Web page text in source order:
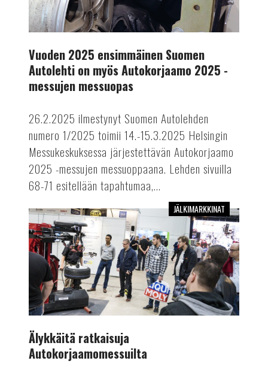
2025
-
messuopas
Vuoden 2025 ensimmäinen Suomen
Autolehti on myös Autokorjaamo 2025 -
messujen messuopas
26.2.2025 ilmestynyt Suomen Autolehden
numero 1/2025 toimii 14.-15.3.2025 Helsingin
Messukeskuksessa järjestettävän Autokorjaamo
2025 -messujen messuoppaana. Lehden sivuilla
68-71 esitellään tapahtumaa,...
Älykkäitä
ratkaisuja
Autokorjaamomessuilta
JÄLKIMARKKINAT
Älykkäitä ratkaisuja
Autokorjaamomessuilta